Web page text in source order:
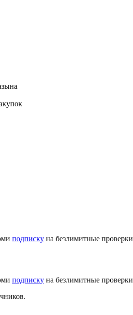
подписку на безлимитные проверки
подписку на безлимитные проверки